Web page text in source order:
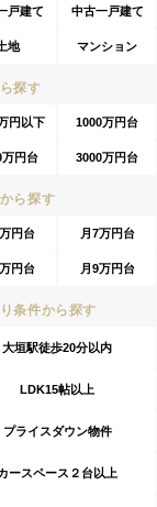
戸建て 中古一戸建て
地 マンション
探す
円以下 1000万円台
万円台 3000万円台
ら探す
円台 月7万円台
円台 月9万円台
条件から探す
大垣駅徒歩20分以内
LDK15帖以上
プライスダウン物件
ースペース２台以上